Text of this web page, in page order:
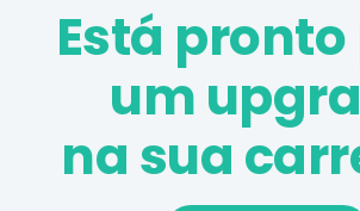
Está
um
na sua